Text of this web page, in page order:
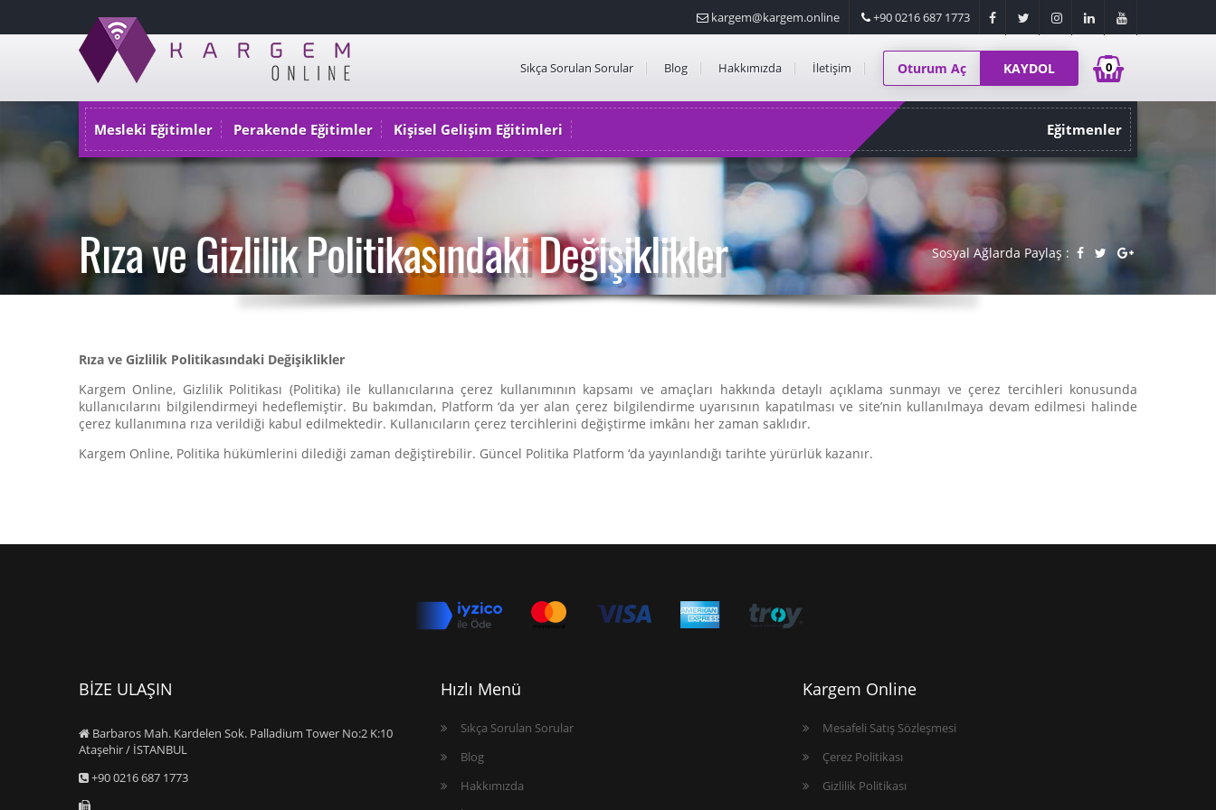
kargem@kargem.online +90 0216 687 1773
Sıkça Sorulan Sorular Blog Hakkımızda İletişim Oturum Aç KAYDOL 0
Eğitmenler
Mesleki Eğitimler Perakende Eğitimler Kişisel Gelişim Eğitimleri
Rıza ve Gizlilik Politikasındaki Değişiklikler Sosyal Ağlarda Paylaş :
Rıza ve Gizlilik Politikasındaki Değişiklikler
Kargem Online, Gizlilik Politikası (Politika) ile kullanıcılarına çerez kullanımının kapsamı ve amaçları hakkında detaylı açıklama sunmayı ve çerez tercihleri konusunda
kullanıcılarını bilgilendirmeyi hedeflemiştir. Bu bakımdan, Platform ‘da yer alan çerez bilgilendirme uyarısının kapatılması ve site’nin kullanılmaya devam edilmesi halinde
çerez kullanımına rıza verildiği kabul edilmektedir. Kullanıcıların çerez tercihlerini değiştirme imkânı her zaman saklıdır.
Kargem Online, Politika hükümlerini dilediği zaman değiştirebilir. Güncel Politika Platform ‘da yayınlandığı tarihte yürürlük kazanır.
BİZE ULAŞIN
Barbaros Mah. Kardelen Sok. Palladium Tower No:2 K:10
Ataşehir / İSTANBUL
+90 0216 687 1773
Hızlı Menü
Sıkça Sorulan Sorular
Blog
Hakkımızda
Kargem Online
Mesafeli Satış Sözleşmesi
Çerez Politikası
Gizlilik Politikası